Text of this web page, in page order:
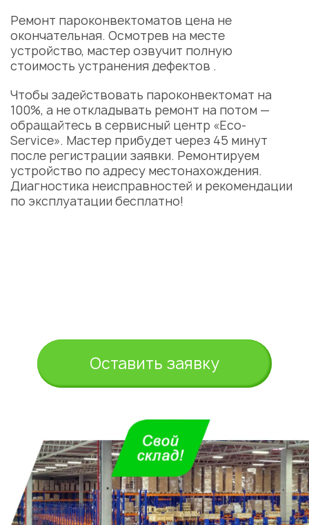
Ремонт пароконвектоматов цена не
окончательная. Осмотрев на месте
устройство, мастер озвучит полную
стоимость устранения дефектов .
Чтобы задействовать пароконвектомат на
100%, а не откладывать ремонт на потом —
обращайтесь в сервисный центр «Eco-
Service». Мастер прибудет через 45 минут
после регистрации заявки. Ремонтируем
устройство по адресу местонахождения.
Диагностика неисправностей и рекомендации
по эксплуатации бесплатно!
Оставить заявку